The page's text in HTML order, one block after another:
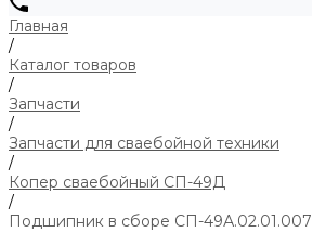
Главная
/
Каталог товаров
/
Запчасти
/
Запчасти для сваебойной техники
/
Копер сваебойный СП-49Д
/
Подшипник в сборе СП-